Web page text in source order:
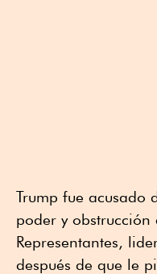
Trump fue acusado
poder y
Representantes,
después de que le